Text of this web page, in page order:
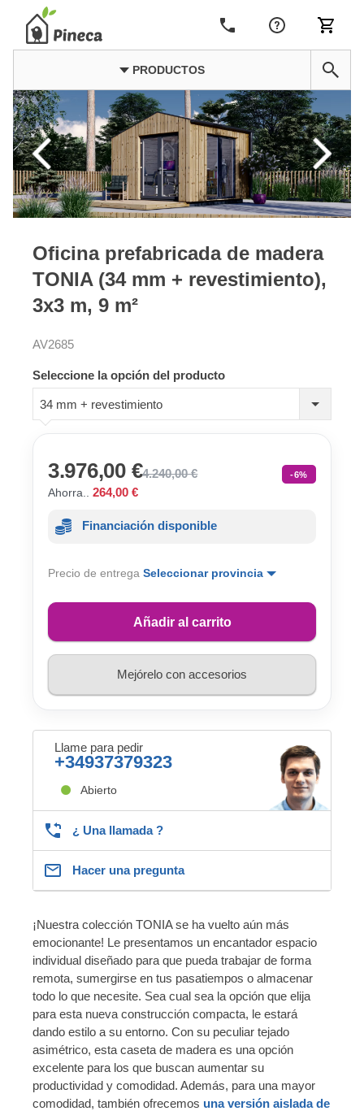
PRODUCTOS
Oficina prefabricada de madera
TONIA (34 mm + revestimiento),
3x3 m, 9 m²
AV2685
Seleccione la opción del producto
34 mm + revestimiento
3.976,00 €4.240,00 € -6%
Ahorra.. 264,00 €
Financiación disponible
Precio de entrega Seleccionar provincia
Añadir al carrito
Mejórelo con accesorios
Llame para pedir
+34937379323
Abierto
¿ Una llamada ?
Hacer una pregunta
¡Nuestra colección TONIA se ha vuelto aún más
emocionante! Le presentamos un encantador espacio
individual diseñado para que pueda trabajar de forma
remota, sumergirse en tus pasatiempos o almacenar
todo lo que necesite. Sea cual sea la opción que elija
para esta nueva construcción compacta, le estará
dando estilo a su entorno. Con su peculiar tejado
asimétrico, esta caseta de madera es una opción
excelente para los que buscan aumentar su
productividad y comodidad. Además, para una mayor
comodidad, también ofrecemos una versión aislada de